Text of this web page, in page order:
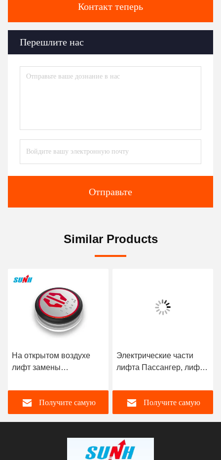
Контакт теперь
Перешлите нас
Отправьте
Similar Products
На открытом воздухе
лифт замены
подгонянную
пластмассой
вытравленную
Получите самую
Электрические части
лифта Пассангер, лифт
застегивают АБС/СС
материальный
Получите самую